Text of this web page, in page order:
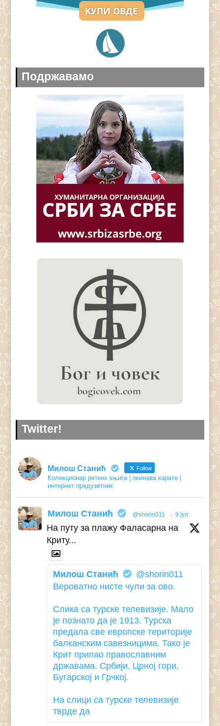
Подржавамо
Twitter!
Милош Станић Follow
Колекционар ретких књига | окинава карате |
интернет предузетник
Милош Станић @shorin011 · 9 јул
На путу за плажу Фаласарна на
Криту...
Милош Станић
@shorin011
Вероватно нисте чули за ово.
Слика са турске телевизије. Мало
је познато да је 1913. Турска
предала све европске територије
балканским савезницима. Тако је
Крит припао православним
државама. Србији, Црној гори,
Бугарској и Грчкој.
На слици са турске телевизије
тврде да